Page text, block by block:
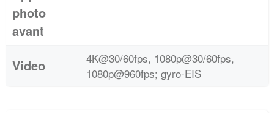
photo
avant
Video
4K@30/60fps, 1080p@30/60fps,
1080p@960fps; gyro-EIS